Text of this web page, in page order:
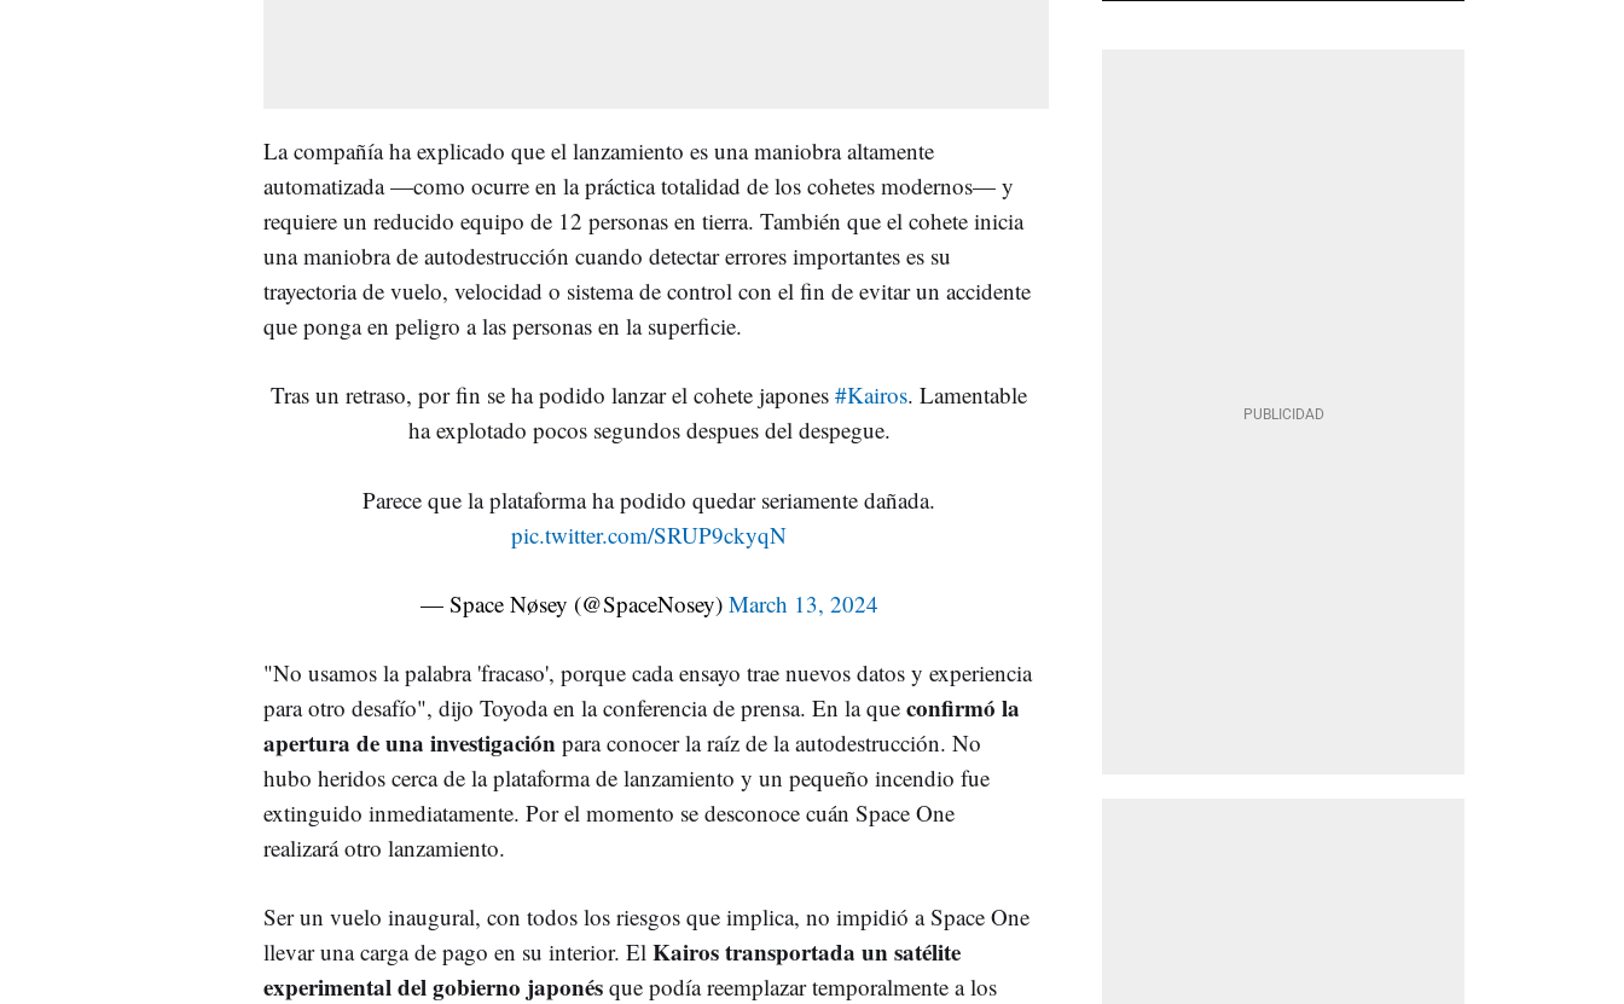
La compañía ha explicado que el lanzamiento es una maniobra altamente
automatizada —como ocurre en la práctica totalidad de los cohetes modernos— y
requiere un reducido equipo de 12 personas en tierra. También que el cohete inicia
una maniobra de autodestrucción cuando detectar errores importantes es su
trayectoria de vuelo, velocidad o sistema de control con el fin de evitar un accidente
que ponga en peligro a las personas en la superficie.
Tras un retraso, por fin se ha podido lanzar el cohete japones#Kairos. Lamentable
ha explotado pocos segundos despues del despegue.
Parece que la plataforma ha podido quedar seriamente dañada.
pic.twitter.com/SRUP9ckyqN
— Space Nøsey (@SpaceNosey) March 13, 2024
"No usamos la palabra 'fracaso', porque cada ensayo trae nuevos datos y experiencia
para otro desafío", dijo Toyoda en la conferencia de prensa. En la que confirmó la
apertura de una investigación para conocer la raíz de la autodestrucción. No
hubo heridos cerca de la plataforma de lanzamiento y un pequeño incendio fue
extinguido inmediatamente. Por el momento se desconoce cuán Space One
realizará otro lanzamiento.
Ser un vuelo inaugural, con todos los riesgos que implica, no impidió a Space One
llevar una carga de pago en su interior. El Kairos transportada un satélite
experimental del gobierno japonés que podía reemplazar temporalmente a los